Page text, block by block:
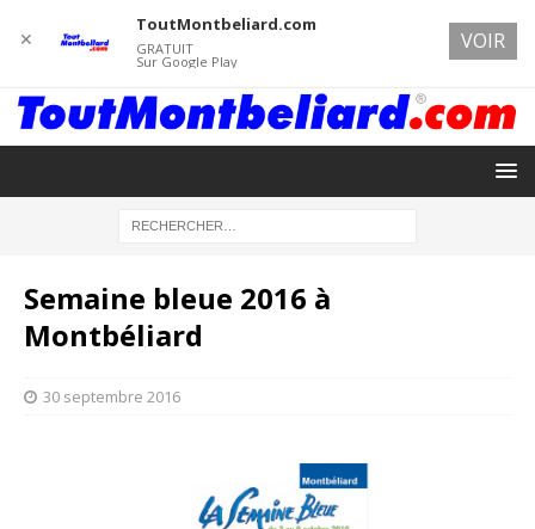
Semaine bleue 2016 à
Montbéliard
30 septembre 2016
✕
ToutMontbeliard.com
GRATUIT
Sur Google Play
VOIR